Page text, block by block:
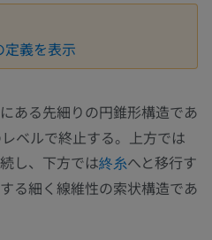
定義を表示
ある先細りの円錐形構造であ
ベルで終止する。上方では
し、下方では終糸へと移行す
る細く線維性の索状構造であ